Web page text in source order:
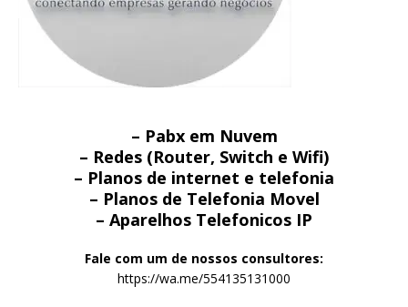
– Pabx em Nuvem
– Redes (Router, Switch e Wifi)
– Planos de internet e telefonia
– Planos de Telefonia Movel
– Aparelhos Telefonicos IP
Fale com um de nossos consultores:
https://wa.me/554135131000